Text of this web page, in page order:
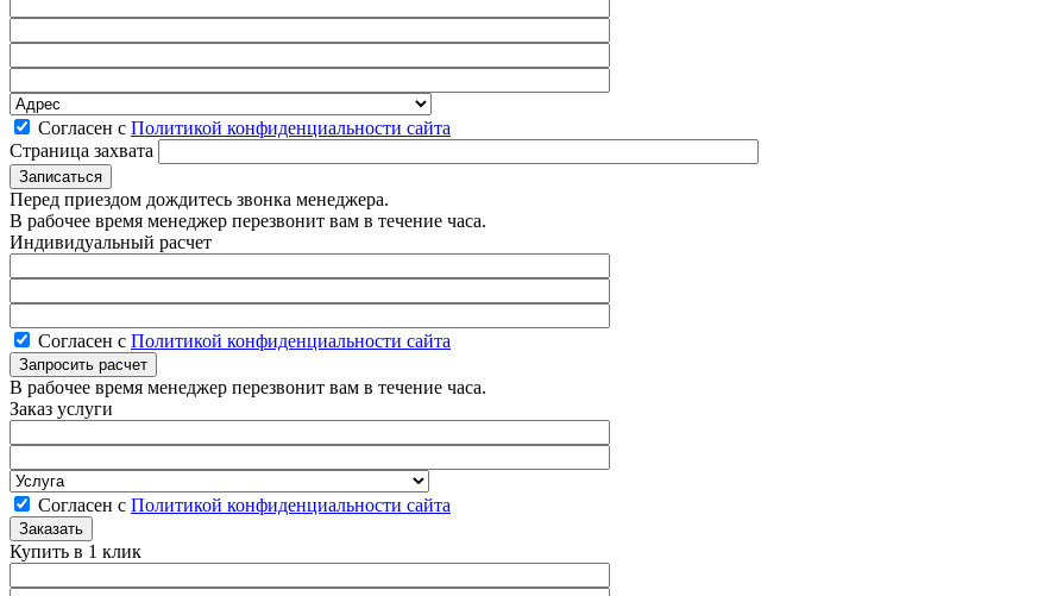
Согласен с Политикой конфиденциальности сайта
Страница захвата
Перед приездом дождитесь звонка менеджера.
В рабочее время менеджер перезвонит вам в течение часа.
Индивидуальный расчет
Согласен с Политикой конфиденциальности сайта
В рабочее время менеджер перезвонит вам в течение часа.
Заказ услуги
Согласен с Политикой конфиденциальности сайта
Купить в 1 клик